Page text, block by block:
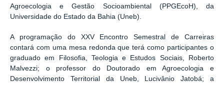
Agroecologia e Gestão Socioambiental (PPGEcoH), da
Universidade do Estado da Bahia (Uneb).
A programação do XXV Encontro Semestral de Carreiras
contará com uma mesa redonda que terá como participantes o
graduado em Filosofia, Teologia e Estudos Sociais, Roberto
Malvezzi; o professor do Doutorado em Agroecologia e
Desenvolvimento Territorial da Uneb, Lucivânio Jatobá; a